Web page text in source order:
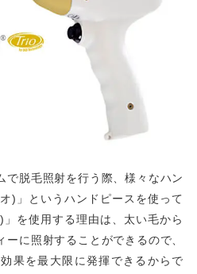
で脱毛照射を行う際、様々なハン
)」というハンドピースを使って
を使用する理由は、太い毛から
に照射することができるので、
果を最大限に発揮できるからで